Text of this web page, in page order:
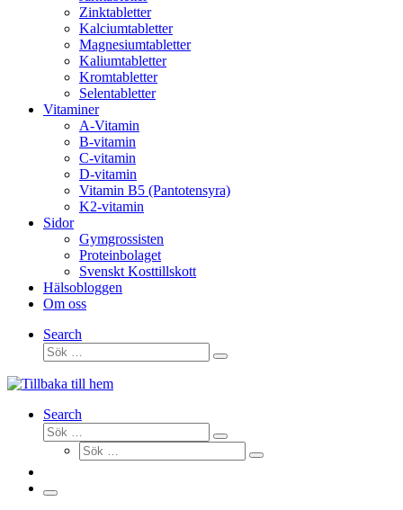
Zinktabletter
Kalciumtabletter
Magnesiumtabletter
Kaliumtabletter
Kromtabletter
Selentabletter
Vitaminer
A-Vitamin
B-vitamin
C-vitamin
D-vitamin
Vitamin B5 (Pantotensyra)
K2-vitamin
Sidor
Gymgrossisten
Proteinbolaget
Svenskt Kosttillskott
Hälsobloggen
Om oss
Search
Sök
Sök
Search
Sök
Sök
Sök
Sök
Meny